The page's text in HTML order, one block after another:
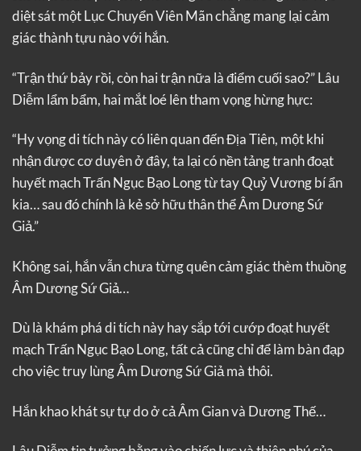
diệt sát một Lục Chuyển Viên Mãn chẳng mang lại cảm
giác thành tựu nào với hắn.
“Trận thứ bảy rồi, còn hai trận nữa là điểm cuối sao?” Lâu
Diễm lẩm bẩm, hai mắt loé lên tham vọng hừng hực:
“Hy vọng di tích này có liên quan đến Địa Tiên, một khi
nhận được cơ duyên ở đây, ta lại có nền tảng tranh đoạt
huyết mạch Trấn Ngục Bạo Long từ tay Quỷ Vương bí ẩn
kia… sau đó chính là kẻ sở hữu thân thể Âm Dương Sứ
Giả.”
Không sai, hắn vẫn chưa từng quên cảm giác thèm thuồng
Âm Dương Sứ Giả…
Dù là khám phá di tích này hay sắp tới cướp đoạt huyết
mạch Trấn Ngục Bạo Long, tất cả cũng chỉ để làm bàn đạp
cho việc truy lùng Âm Dương Sứ Giả mà thôi.
Hắn khao khát sự tự do ở cả Âm Gian và Dương Thế…